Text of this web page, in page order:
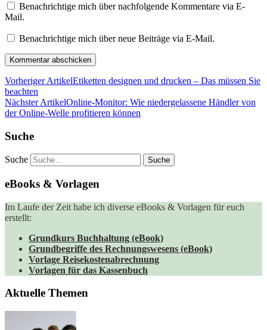
Benachrichtige mich über nachfolgende Kommentare via E-
Mail.
Benachrichtige mich über neue Beiträge via E-Mail.
Vorheriger ArtikelEtiketten designen und drucken – Das müssen Sie
beachten
Nächster ArtikelOnline-Monitor: Wie niedergelassene Händler von
der Online-Welle profitieren können
Suche
Suche
eBooks & Vorlagen
Im Laufe der Zeit habe ich diverse eBooks & Vorlagen für euch
erstellt:
Grundkurs Buchhaltung (eBook)
Grundbegriffe des Rechnungswesens (eBook)
Vorlage Reisekostenabrechnung
Vorlagen für das Kassenbuch
Aktuelle Themen